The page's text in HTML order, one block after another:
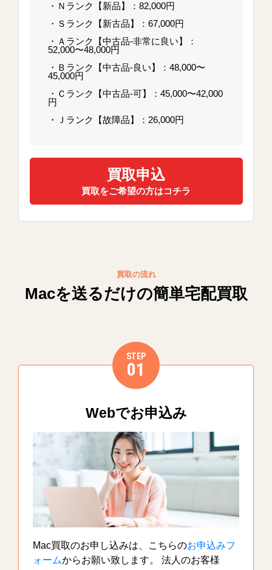
・Ｎランク【新品】：82,000円
・Ｓランク【新古品】：67,000円
・Ａランク【中古品-非常に良い】：
52,000〜48,000円
・Ｂランク【中古品-良い】：48,000〜
45,000円
・Ｃランク【中古品-可】：45,000〜42,000
円
・Ｊランク【故障品】：26,000円
買取申込
買取をご希望の方はコチラ
買取の流れ
Macを送るだけの簡単宅配買取
STEP
01
Webでお申込み
Mac買取のお申し込みは、こちらのお申込みフ
ォームからお願い致します。 法人のお客様